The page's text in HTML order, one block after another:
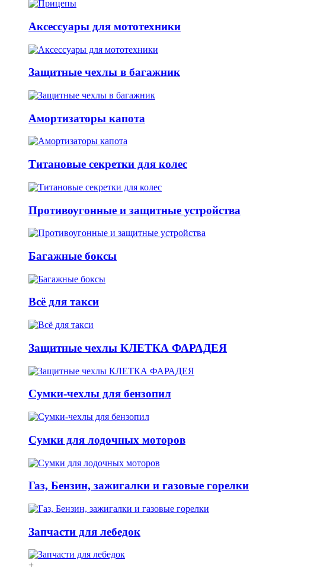
Аксессуары для мототехники
Защитные чехлы в багажник
Амортизаторы капота
Титановые секретки для колес
Противоугонные и защитные устройства
Багажные боксы
Всё для такси
Защитные чехлы КЛЕТКА ФАРАДЕЯ
Сумки-чехлы для бензопил
Сумки для лодочных моторов
Газ, Бензин, зажигалки и газовые горелки
Запчасти для лебедок
+